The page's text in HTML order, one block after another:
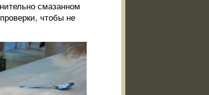
смазанном
чтобы не